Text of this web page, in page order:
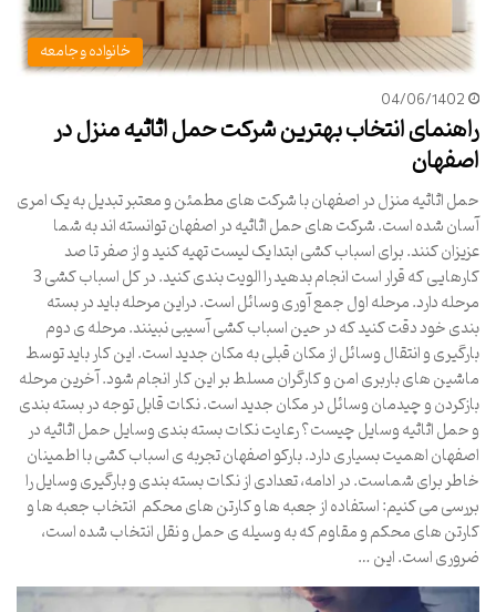
خانواده و جامعه
04/06/1402
راهنمای انتخاب بهترین شرکت حمل اثاثیه منزل در
اصفهان
حمل اثاثیه منزل در اصفهان با شرکت های مطمئن و معتبر تبدیل به یک امری
آسان شده است. شرکت های حمل اثاثیه در اصفهان توانسته اند به شما
عزیزان کنند. برای اسباب کشی ابتدا یک لیست تهیه کنید و از صفر تا صد
کارهایی که قرار است انجام بدهید را الویت بندی کنید. در کل اسباب کشی 3
مرحله دارد. مرحله اول جمع آوری وسائل است. دراین مرحله باید در بسته
بندی خود دقت کنید که در حین اسباب کشی آسیبی نبینند. مرحله ی دوم
بارگیری و انتقال وسائل از مکان قبلی به مکان جدید است. این کار باید توسط
ماشین های باربری امن و کارگران مسلط بر این کار انجام شود. آخرین مرحله
بازکردن و چیدمان وسائل در مکان جدید است. نکات قابل توجه در بسته بندی
و حمل اثاثیه وسایل چیست؟ رعایت نکات بسته بندی وسایل حمل اثاثیه در
اصفهان اهمیت بسیاری دارد. بارکو اصفهان تجربه ی اسباب کشی با اطمینان
خاطر برای شماست. در ادامه، تعدادی از نکات بسته بندی و بارگیری وسایل را
بررسی می کنیم: استفاده از جعبه ها و کارتن های محکم انتخاب جعبه ها و
کارتن های محکم و مقاوم که به وسیله ی حمل و نقل انتخاب شده است،
ضروری است. این …